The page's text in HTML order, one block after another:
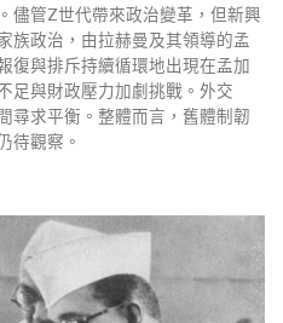
儘管Z世代帶來政治變革，但新興
族政治，由拉赫曼及其領導的孟
復與排斥持續循環地出現在孟加
足與財政壓力加劇挑戰。外交
尋求平衡。整體而言，舊體制韌
待觀察。